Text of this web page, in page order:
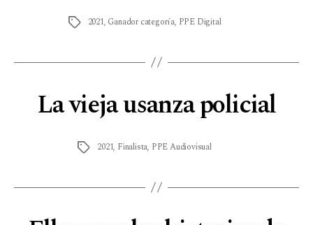
2021, Ganador categoría, PPE Digital
La vieja usanza policial
2021, Finalista, PPE Audiovisual